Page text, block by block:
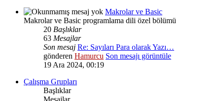
Makrolar ve Basic
Makrolar ve Basic programlama dili özel bölümü
20 Başlıklar
63 Mesajlar
Son mesaj Re: Sayıları Para olarak Yazı…
gönderen Hamurcu Son mesajı görüntüle
19 Ara 2024, 00:19
Çalışma Grupları
Başlıklar